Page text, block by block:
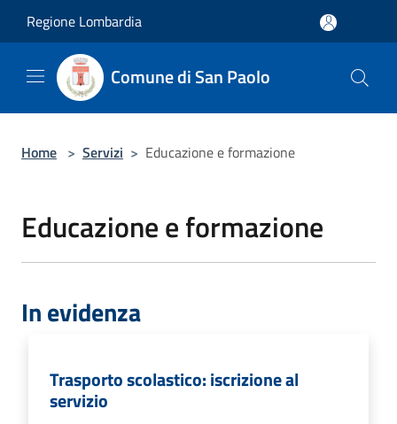
Regione Lombardia
Comune di San Paolo
Home > Servizi > Educazione e formazione
Educazione e formazione
In evidenza
Trasporto scolastico: iscrizione al
servizio